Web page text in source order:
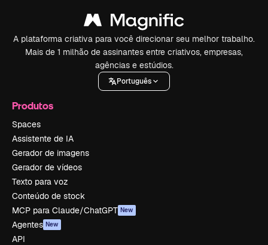
A plataforma criativa para você direcionar seu melhor trabalho.
Mais de 1 milhão de assinantes entre criativos, empresas,
agências e estúdios.
Português
Produtos
Spaces
Assistente de IA
Gerador de imagens
Gerador de vídeos
Texto para voz
Conteúdo de stock
MCP para Claude/ChatGPT New
Agentes New
API